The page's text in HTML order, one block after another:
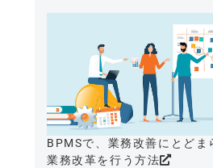
BPMSで、業務改善にとどま
業務改革を行う方法